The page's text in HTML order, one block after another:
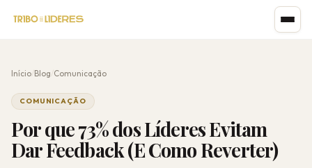
Início /Blog /Comunicação
COMUNICAÇÃO
Por que 73% dos Líderes Evitam
Dar Feedback (E Como Reverter)